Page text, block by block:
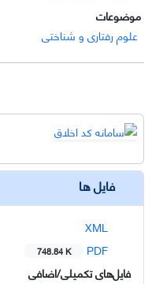
موضوعات
علوم رفتاری و شناختی
فایل ها
XML
PDF
748.84 K
فایل‌های تکمیلی/اضافی